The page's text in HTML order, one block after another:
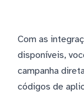
Com as
disponíveis,
campanha
códigos de